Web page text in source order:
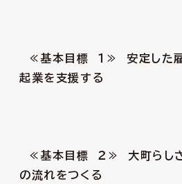
≪基本目標 １≫ 安定した
起業を支援する
≪基本目標 ２≫ 大町らしさ
の流れをつくる